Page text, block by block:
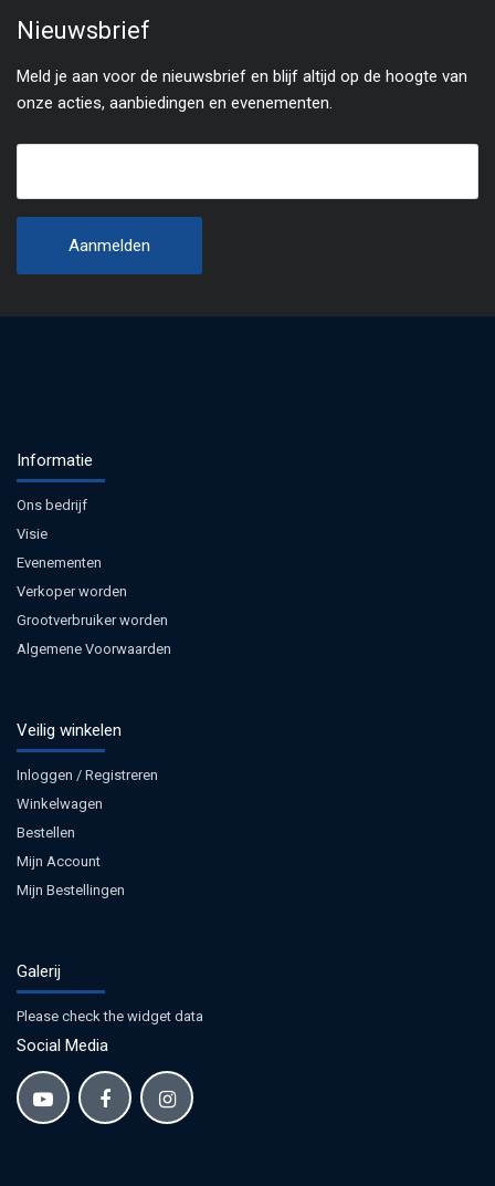
Nieuwsbrief
Meld je aan voor de nieuwsbrief en blijf altijd op de hoogte van
onze acties, aanbiedingen en evenementen.
Informatie
Ons bedrijf
Visie
Evenementen
Verkoper worden
Grootverbruiker worden
Algemene Voorwaarden
Veilig winkelen
Inloggen / Registreren
Winkelwagen
Bestellen
Mijn Account
Mijn Bestellingen
Galerij
Please check the widget data
Social Media